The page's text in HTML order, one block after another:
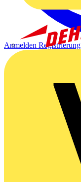
Anmelden Registrierung